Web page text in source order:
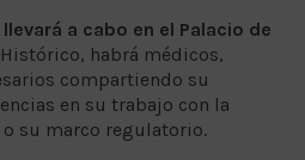
a cabo en el Palacio de
habrá médicos,
compartiendo su
en su trabajo con la
su marco regulatorio.